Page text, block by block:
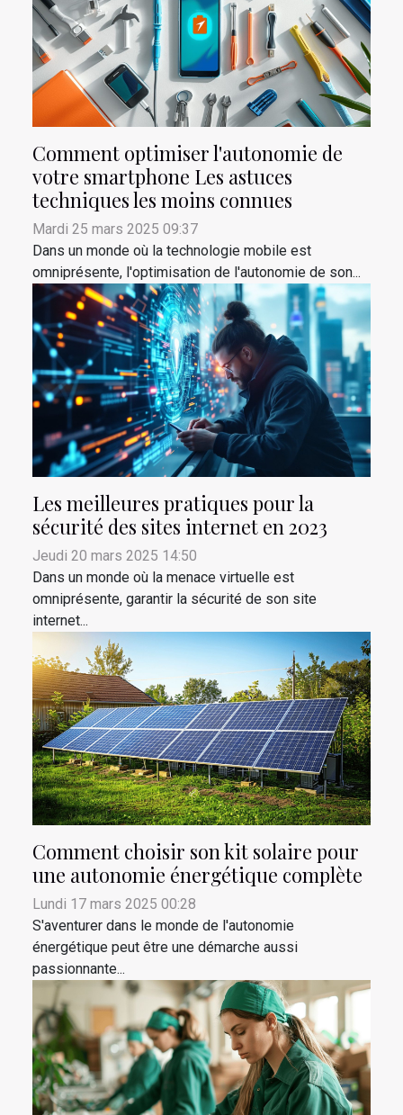
Comment optimiser l'autonomie de
votre smartphone Les astuces
techniques les moins connues
Mardi 25 mars 2025 09:37
Dans un monde où la technologie mobile est
omniprésente, l'optimisation de l'autonomie de son...
Les meilleures pratiques pour la
sécurité des sites internet en 2023
Jeudi 20 mars 2025 14:50
Dans un monde où la menace virtuelle est
omniprésente, garantir la sécurité de son site
internet...
Comment choisir son kit solaire pour
une autonomie énergétique complète
Lundi 17 mars 2025 00:28
S'aventurer dans le monde de l'autonomie
énergétique peut être une démarche aussi
passionnante...